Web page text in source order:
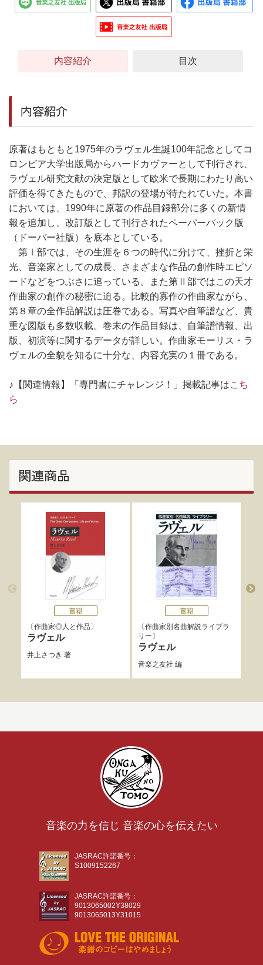
内容紹介 目次
内容紹介
原著はもともと1975年のラヴェル生誕100年記念としてコ
ロンビア大学出版局からハードカヴァーとして刊行され、
ラヴェル研究文献の決定版として欧米で長期にわたり高い
評価を得てきたもので、邦訳の登場が待たれていた。本書
においては、1990年に原著の作品目録部分に多くの新情
報を追加し、改訂版として刊行されたペーパーバック版
（ドーバー社版）を底本としている。
第Ⅰ部では、その生涯を６つの時代に分けて、挫折と栄
光、音楽家としての成長、さまざまな作品の創作時エピソ
ードなどをつぶさに追っている。また第Ⅱ部ではこの天才
作曲家の創作の秘密に迫る。比較的寡作の作曲家ながら、
第８章の全作品解説は圧巻である。写真や自筆譜など、貴
重な図版も多数収載。巻末の作品目録は、自筆譜情報、出
版、初演等に関するデータが詳しい。作曲家モーリス・ラ
ヴェルの全貌を知るに十分な、内容充実の１冊である。
♪【関連情報】「専門書にチャレンジ！」掲載記事はこち
ら
関連商品
書籍
作曲家◎人と作品
ラヴェル
井上さつき 著
書籍
作曲家別名曲解説ライブラ
リー
ラヴェル
音楽之友社 編
音楽の力を信じ 音楽の心を伝えたい
JASRAC許諾番号：
S1009152267
JASRAC許諾番号：
9013065002Y38029
9013065013Y31015